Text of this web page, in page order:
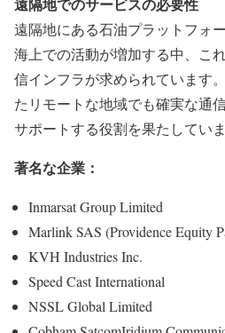
遠隔地にある石油プラットフォ
海上での活動が増加する中、こ
信インフラが求められています
たリモートな地域でも確実な通
サポートする役割を果たしていま
著名な企業：
Inmarsat Group Limited
Marlink SAS (Providence Equity
KVH Industries Inc.
Speed Cast International
NSSL Global Limited